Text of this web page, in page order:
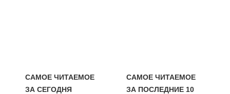
САМОЕ ЧИТАЕМОЕ
ЗА СЕГОДНЯ
САМОЕ ЧИТАЕМОЕ
ЗА ПОСЛЕДНИЕ 10